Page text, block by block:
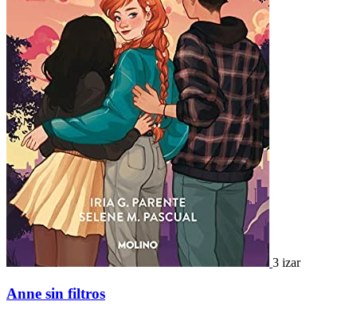
3 izar
Anne sin filtros